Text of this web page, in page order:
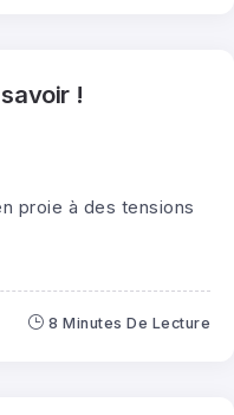
!
proie à des tensions
8 Minutes De Lecture